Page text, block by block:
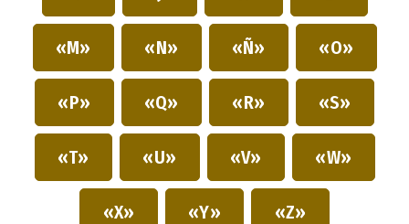
«M» «N» «Ñ» «O»
«P» «Q» «R» «S»
«T» «U» «V» «W»
«X» «Y» «Z»